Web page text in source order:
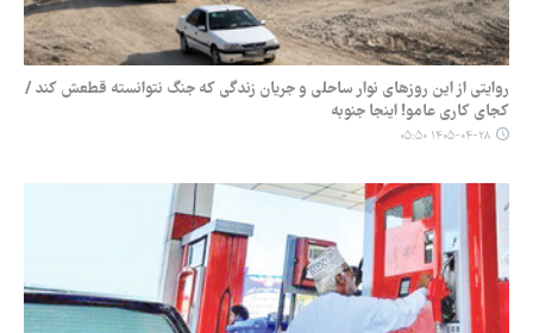
روایتی از این روزهای نوار ساحلی و جریان زندگی که جنگ نتوانسته قطعش کند /
کجای کاری عامو! اینجا جنوبه
۱۴۰۵-۰۴-۲۸ ۰۵:۵۰